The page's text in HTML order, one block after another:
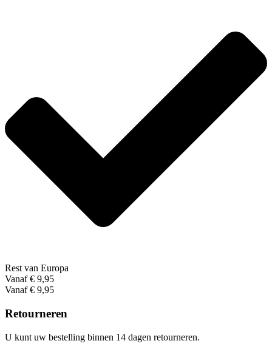
Rest van Europa
Vanaf € 9,95
Vanaf € 9,95
Retourneren
U kunt uw bestelling binnen 14 dagen retourneren.